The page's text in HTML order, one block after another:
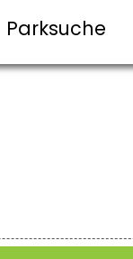
Parksuche